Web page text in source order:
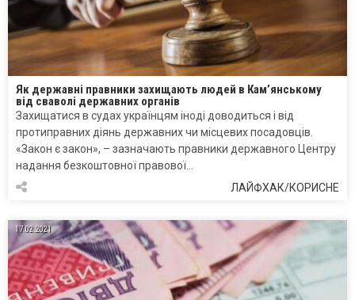
Як державні правники захищають людей в Кам’янському
від сваволі державних органів
Захищатися в судах українцям іноді доводиться і від
протиправних діянь державних чи місцевих посадовців.
«Закон є закон», – зазначають правники державного Центру
надання безкоштовної правової…
ЛАЙФХАК/КОРИСНЕ
17.02.2021